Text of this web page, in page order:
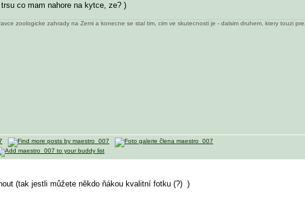
co mam nahore na kytce, ze? )
zoologicke zahrady na Zemi a konecne se stal tim, cim ve skutecnosti je - dalsim druhem, ktery touzi
(tak jestli můžete někdo ňákou kvalitní fotku (?) )